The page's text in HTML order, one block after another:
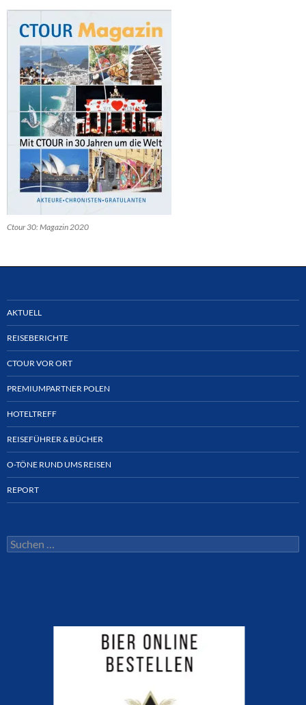
Ctour 30: Magazin 2020
AKTUELL
REISEBERICHTE
CTOUR VOR ORT
PREMIUMPARTNER POLEN
HOTELTREFF
REISEFÜHRER & BÜCHER
O-TÖNE RUND UMS REISEN
REPORT
Suchen
nach: